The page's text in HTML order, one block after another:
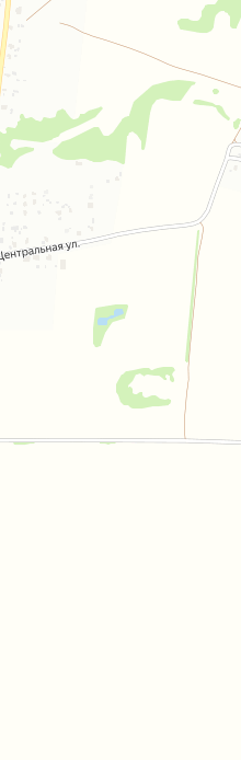
Волна»